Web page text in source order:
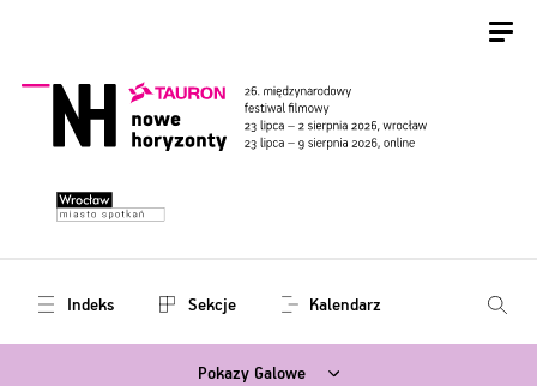
Indeks Sekcje Kalendarz
Pokazy Galowe